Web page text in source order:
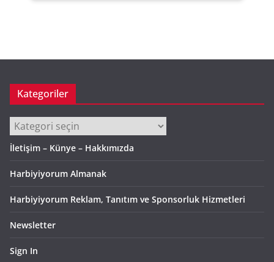
Kategoriler
Kategoriler
İletişim – Künye – Hakkımızda
Harbiyiyorum Almanak
Harbiyiyorum Reklam, Tanıtım ve Sponsorluk Hizmetleri
Newsletter
Sign In